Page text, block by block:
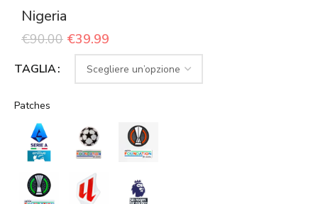
Nigeria
€90.00 €39.99
TAGLIA
Patches